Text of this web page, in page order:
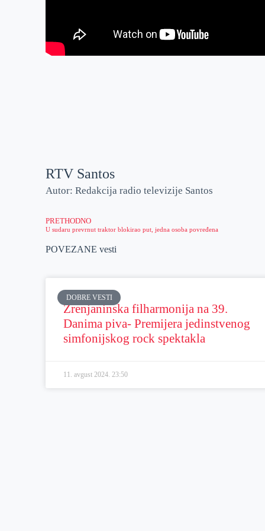
RTV Santos
Autor: Redakcija radio televizije Santos
PRETHODNO
U sudaru prevrnut traktor blokirao put, jedna osoba povređena
POVEZANE vesti
DOBRE VESTI
Zrenjaninska filharmonija na 39.
Danima piva- Premijera jedinstvenog
simfonijskog rock spektakla
11. avgust 2024. 23:50